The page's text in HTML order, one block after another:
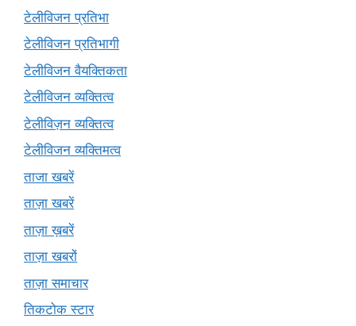
टेलीविजन प्रतिभा
टेलीविजन प्रतिभागी
टेलीविजन वैयक्तिकता
टेलीविजन व्यक्तित्व
टेलीविज़न व्यक्तित्व
टेलीविजन व्यक्तिमत्व
ताजा खबरें
ताज़ा खबरें
ताज़ा ख़बरें
ताज़ा खबरों
ताज़ा समाचार
तिकटोक स्टार